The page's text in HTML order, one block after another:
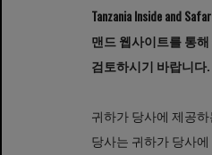
Tanzania Inside and
맨드 웹사이트를 통
검토하시기 바랍니다.
귀하가 당사에 제공
당사는 귀하가 당사